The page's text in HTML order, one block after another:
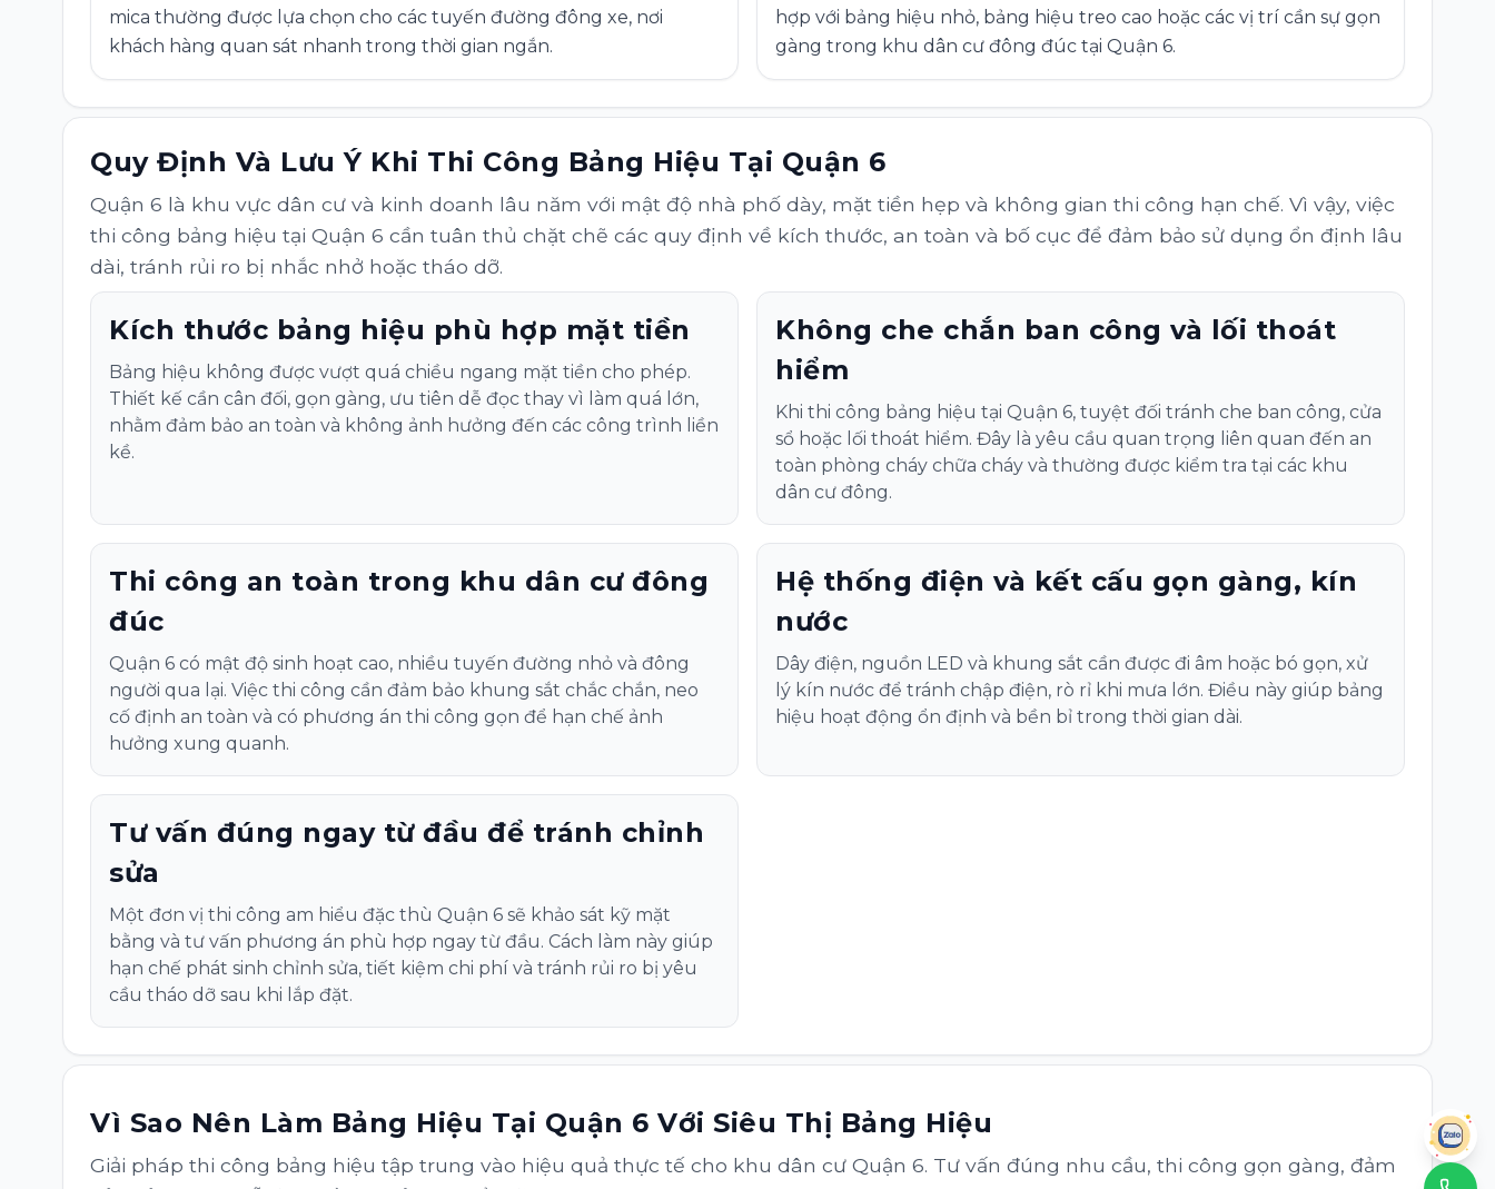
mica thường được lựa chọn cho các tuyến đường đông xe, nơi
khách hàng quan sát nhanh trong thời gian ngắn.
hợp với bảng hiệu nhỏ, bảng hiệu treo cao hoặc các vị trí cần sự gọn
gàng trong khu dân cư đông đúc tại Quận 6.
Quy Định Và Lưu Ý Khi Thi Công Bảng Hiệu Tại Quận 6
Quận 6 là khu vực dân cư và kinh doanh lâu năm với mật độ nhà phố dày, mặt tiền hẹp và không gian thi công hạn chế. Vì vậy, việc
thi công bảng hiệu tại Quận 6 cần tuân thủ chặt chẽ các quy định về kích thước, an toàn và bố cục để đảm bảo sử dụng ổn định lâu
dài, tránh rủi ro bị nhắc nhở hoặc tháo dỡ.
Kích thước bảng hiệu phù hợp mặt tiền
Bảng hiệu không được vượt quá chiều ngang mặt tiền cho phép.
Thiết kế cần cân đối, gọn gàng, ưu tiên dễ đọc thay vì làm quá lớn,
nhằm đảm bảo an toàn và không ảnh hưởng đến các công trình liền
kề.
Không che chắn ban công và lối thoát
hiểm
Khi thi công bảng hiệu tại Quận 6, tuyệt đối tránh che ban công, cửa
sổ hoặc lối thoát hiểm. Đây là yêu cầu quan trọng liên quan đến an
toàn phòng cháy chữa cháy và thường được kiểm tra tại các khu
dân cư đông.
Thi công an toàn trong khu dân cư đông
đúc
Quận 6 có mật độ sinh hoạt cao, nhiều tuyến đường nhỏ và đông
người qua lại. Việc thi công cần đảm bảo khung sắt chắc chắn, neo
cố định an toàn và có phương án thi công gọn để hạn chế ảnh
hưởng xung quanh.
Hệ thống điện và kết cấu gọn gàng, kín
nước
Dây điện, nguồn LED và khung sắt cần được đi âm hoặc bó gọn, xử
lý kín nước để tránh chập điện, rò rỉ khi mưa lớn. Điều này giúp bảng
hiệu hoạt động ổn định và bền bỉ trong thời gian dài.
Tư vấn đúng ngay từ đầu để tránh chỉnh
sửa
Một đơn vị thi công am hiểu đặc thù Quận 6 sẽ khảo sát kỹ mặt
bằng và tư vấn phương án phù hợp ngay từ đầu. Cách làm này giúp
hạn chế phát sinh chỉnh sửa, tiết kiệm chi phí và tránh rủi ro bị yêu
cầu tháo dỡ sau khi lắp đặt.
Vì Sao Nên Làm Bảng Hiệu Tại Quận 6 Với Siêu Thị Bảng Hiệu
Giải pháp thi công bảng hiệu tập trung vào hiệu quả thực tế cho khu dân cư Quận 6. Tư vấn đúng nhu cầu, thi công gọn gàng, đảm